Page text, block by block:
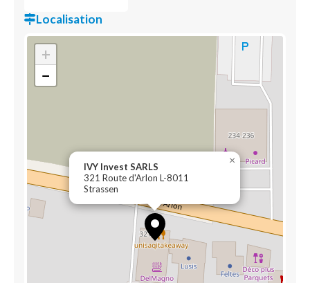
Localisation
IVY Invest SARLS
321 Route d'Arlon L-8011
Strassen
×
+
−